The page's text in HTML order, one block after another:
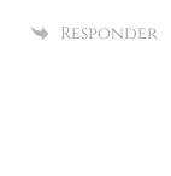
Responder